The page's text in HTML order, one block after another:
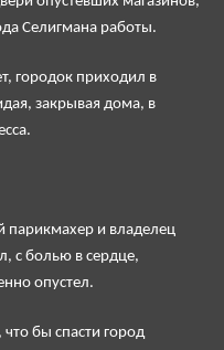
Селигмана работы.
городок приходил в
закрывая дома, в
и владелец
с болью в сердце,
опустел.
бы спасти город